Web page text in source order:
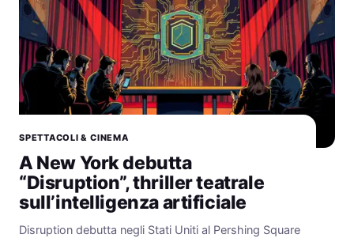
SPETTACOLI & CINEMA
A New York debutta
“Disruption”, thriller teatrale
sull’intelligenza artificiale
Disruption debutta negli Stati Uniti al Pershing Square